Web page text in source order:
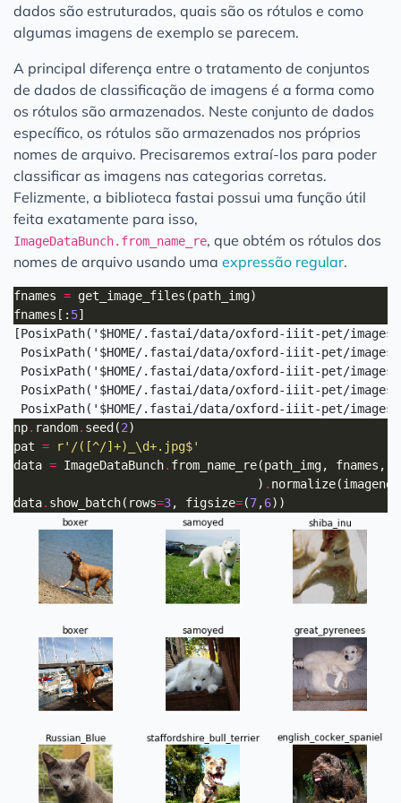
dados são estruturados, quais são os rótulos e como
algumas imagens de exemplo se parecem.
A principal diferença entre o tratamento de conjuntos
de dados de classificação de imagens é a forma como
os rótulos são armazenados. Neste conjunto de dados
específico, os rótulos são armazenados nos próprios
nomes de arquivo. Precisaremos extraí-los para poder
classificar as imagens nas categorias corretas.
Felizmente, a biblioteca fastai possui uma função útil
feita exatamente para isso,
ImageDataBunch.from_name_re, que obtém os rótulos dos
nomes de arquivo usando uma expressão regular.
fnames =
fnames[: 5
[PosixPath('$HOME/.fastai/data/oxford-iiit-pet/
PosixPath('$HOME/.fastai/data/oxford-iiit-pet/
PosixPath('$HOME/.fastai/data/oxford-iiit-pet/
PosixPath('$HOME/.fastai/data/oxford-iiit-pet/
np. random. seed(2
pat = r'/([^/]+)_\d+.jpg$'
data = ImageDataBunch. from_name_re(path_img, fnames,
                                  )
.
data. show_batch(rows=3, figsize=(7,6